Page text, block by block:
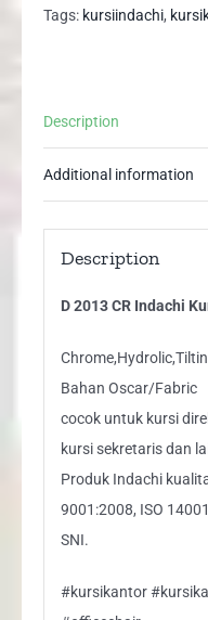
Kantor
Tags: kursiindachi,
Description
Additional information
Description
D 2013 CR Indachi
Bahan Oscar/Fabric
cocok untuk kursi
kursi sekretaris dan
Produk Indachi
9001:2008, ISO
SNI.
#kursikantor